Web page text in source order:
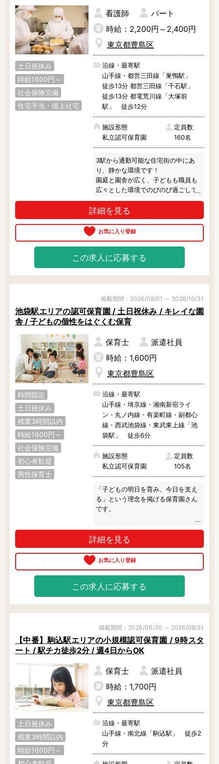
土日祝休み
時給1600円～
社会保険完備
住宅手当・借上社宅
看護師
パート
時給：2,200円～2,400円
東京都豊島区
沿線・最寄駅
山手線・都営三田線「巣鴨駅」
徒歩13分 都営三田線「千石駅」
徒歩13分 都電荒川線「大塚前
駅」 徒歩12分
施設形態
私立認可保育園
定員数
160名
3駅から通勤可能な住宅街の中にあ
り、静かな環境です！
園庭と園舎が広く、子どもも職員も
広々とした環境でのびのび過ごして
います。
晴れた日には積極的にお散歩へ出か
けます。
また食育活動に力を入れていて、キ
ますよ。
職員の方の年齢層は幅広く、保護者
の方にも安心いただいていていま
す！
相談ください♪
詳細を見る
この求人に応募する
掲載期間：2026/08/01 ～ 2026/10/31
池袋駅エリアの認可保育園 / 土日祝休み / キレイな園
舎 / 子どもの個性をはぐくむ保育
時間固定
土日祝休み
残業3時間以内
時給1600円～
社会保険完備
初心者歓迎
男性保育士
保育士
派遣社員
時給：1,600円
東京都豊島区
沿線・最寄駅
山手線・埼京線・湘南新宿ライ
ン・丸ノ内線・有楽町線・副都心
線・西武池袋線・東武東上線「池
袋駅」 徒歩6分
施設形態
私立認可保育園
定員数
105名
「子どもの明日を育み、今日を支え
る」という理念を掲げる保育園さん
です。
＜特徴＞
・食育やグローバル体操、リトミッ
クなど独自プログラムが充実！
・安全衛生管理や防災対応を徹底！
を使用
詳細を見る
この求人に応募する
掲載期間：2026/06/30 ～ 2026/08/31
【中番】駒込駅エリアの小規模認可保育園 / 9時スタ
ート / 駅チカ徒歩2分 / 週4日からOK
土日祝休み
残業3時間以内
時給1600円～
保育士
派遣社員
時給：1,700円
東京都豊島区
沿線・最寄駅
山手線・南北線「駒込駅」 徒歩2
分
男性保育士
当社スタッフ活躍中
オープニング求人
小規模保育園
社会福祉法人
株式会社
単発保育士として働
く！
月収見込み